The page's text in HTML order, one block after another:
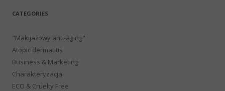
CATEGORIES
"Makijażowy anti-aging"
Atopic dermatitis
Business & Marketing
Charakteryzacja
ECO & Cruelty Free